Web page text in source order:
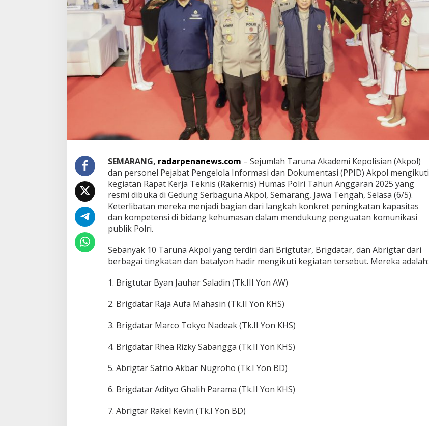
i
R
a
k
e
r
n
i
s
H
P
l
r
i
2
0
2
SEMARANG, radarpenanews.com – Sejumlah Taruna Akademi Kepolisian (Akpol)
dan personel Pejabat Pengelola Informasi dan Dokumentasi (PPID) Akpol mengikuti
kegiatan Rapat Kerja Teknis (Rakernis) Humas Polri Tahun Anggaran 2025 yang
resmi dibuka di Gedung Serbaguna Akpol, Semarang, Jawa Tengah, Selasa (6/5).
Keterlibatan mereka menjadi bagian dari langkah konkret peningkatan kapasitas
dan kompetensi di bidang kehumasan dalam mendukung penguatan komunikasi
publik Polri.
Sebanyak 10 Taruna Akpol yang terdiri dari Brigtutar, Brigdatar, dan Abrigtar dari
berbagai tingkatan dan batalyon hadir mengikuti kegiatan tersebut. Mereka adalah:
1. Brigtutar Byan Jauhar Saladin (Tk.III Yon AW)
2. Brigdatar Raja Aufa Mahasin (Tk.II Yon KHS)
3. Brigdatar Marco Tokyo Nadeak (Tk.II Yon KHS)
4. Brigdatar Rhea Rizky Sabangga (Tk.II Yon KHS)
5. Abrigtar Satrio Akbar Nugroho (Tk.I Yon BD)
6. Brigdatar Adityo Ghalih Parama (Tk.II Yon KHS)
7. Abrigtar Rakel Kevin (Tk.I Yon BD)